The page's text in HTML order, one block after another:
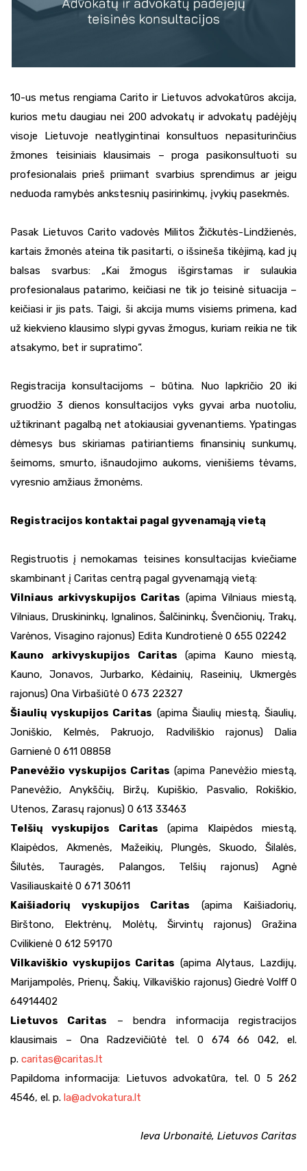
10-us metus rengiama Carito ir Lietuvos advokatūros akcija,
kurios metu daugiau nei 200 advokatų ir advokatų padėjėjų
visoje Lietuvoje neatlygintinai konsultuos nepasiturinčius
žmones teisiniais klausimais – proga pasikonsultuoti su
profesionalais prieš priimant svarbius sprendimus ar jeigu
neduoda ramybės ankstesnių pasirinkimų, įvykių pasekmės.
Pasak Lietuvos Carito vadovės Militos Žičkutės-Lindžienės,
kartais žmonės ateina tik pasitarti, o išsineša tikėjimą, kad jų
balsas svarbus: „Kai žmogus išgirstamas ir sulaukia
profesionalaus patarimo, keičiasi ne tik jo teisinė situacija –
keičiasi ir jis pats. Taigi, ši akcija mums visiems primena, kad
už kiekvieno klausimo slypi gyvas žmogus, kuriam reikia ne tik
atsakymo, bet ir supratimo“.
Registracija konsultacijoms – būtina. Nuo lapkričio 20 iki
gruodžio 3 dienos konsultacijos vyks gyvai arba nuotoliu,
užtikrinant pagalbą net atokiausiai gyvenantiems. Ypatingas
dėmesys bus skiriamas patiriantiems finansinių sunkumų,
šeimoms, smurto, išnaudojimo aukoms, vienišiems tėvams,
vyresnio amžiaus žmonėms.
Registracijos kontaktai pagal gyvenamąją vietą
Registruotis į nemokamas teisines konsultacijas kviečiame
skambinant į Caritas centrą pagal gyvenamąją vietą:
Vilniaus arkivyskupijos Caritas (apima Vilniaus miestą,
Vilniaus, Druskininkų, Ignalinos, Šalčininkų, Švenčionių, Trakų,
Varėnos, Visagino rajonus) Edita Kundrotienė 0 655 02242
Kauno arkivyskupijos Caritas (apima Kauno miestą,
Kauno, Jonavos, Jurbarko, Kėdainių, Raseinių, Ukmergės
rajonus) Ona Virbašiūtė 0 673 22327
Šiaulių vyskupijos Caritas (apima Šiaulių miestą, Šiaulių,
Joniškio, Kelmės, Pakruojo, Radviliškio rajonus) Dalia
Garnienė 0 611 08858
Panevėžio vyskupijos Caritas (apima Panevėžio miestą,
Panevėžio, Anykščių, Biržų, Kupiškio, Pasvalio, Rokiškio,
Utenos, Zarasų rajonus) 0 613 33463
Telšių vyskupijos Caritas (apima Klaipėdos miestą,
Klaipėdos, Akmenės, Mažeikių, Plungės, Skuodo, Šilalės,
Šilutės, Tauragės, Palangos, Telšių rajonus) Agnė
Vasiliauskaitė 0 671 30611
Kaišiadorių vyskupijos Caritas (apima Kaišiadorių,
Birštono, Elektrėnų, Molėtų, Širvintų rajonus) Gražina
Cvilikienė 0 612 59170
Vilkaviškio vyskupijos Caritas (apima Alytaus, Lazdijų,
Marijampolės, Prienų, Šakių, Vilkaviškio rajonus) Giedrė Volff 0
64914402
Lietuvos Caritas – bendra informacija registracijos
klausimais – Ona Radzevičiūtė tel. 0 674 66 042, el.
p. caritas@caritas.lt
Papildoma informacija: Lietuvos advokatūra, tel. 0 5 262
4546, el. p. la@advokatura.lt
Ieva Urbonaitė, Lietuvos Caritas